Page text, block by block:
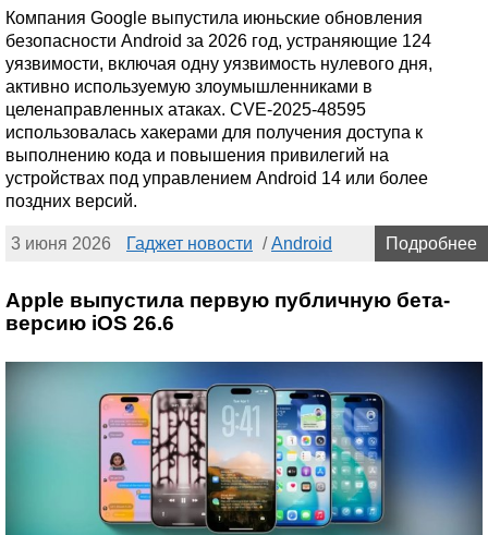
Компания Google выпустила июньские обновления
безопасности Android за 2026 год, устраняющие 124
уязвимости, включая одну уязвимость нулевого дня,
активно используемую злоумышленниками в
целенаправленных атаках. CVE-2025-48595
использовалась хакерами для получения доступа к
выполнению кода и повышения привилегий на
устройствах под управлением Android 14 или более
поздних версий.
3 июня 2026 Гаджет новости /Android Подробнее
Apple выпустила первую публичную бета-
версию iOS 26.6